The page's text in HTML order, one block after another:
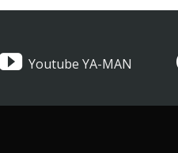
Youtube YA-MAN